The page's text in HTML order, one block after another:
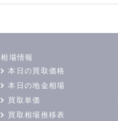
相場情報
本日の買取価格
本日の地金相場
買取単価
買取相場推移表